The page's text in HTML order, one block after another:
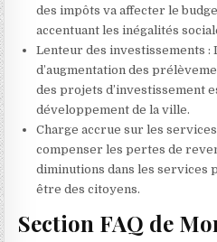
des impôts va affecter le
accentuant les inégalités
Lenteur des investissements :
d’augmentation des
des projets d’investissement
développement de la ville.
Charge accrue sur les services
compenser les pertes de
diminutions dans les services
être des citoyens.
Section FAQ de